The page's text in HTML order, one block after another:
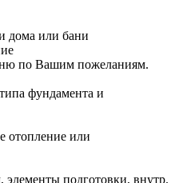
дома или бани
по Вашим пожеланиям.
фундамента и
отопление или
подготовки, внутр.